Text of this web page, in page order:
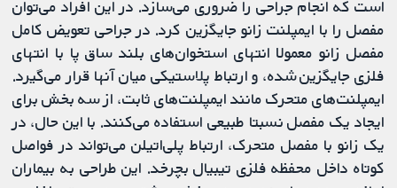
است که انجام جراحی را ضروری می‌سازد. در این افراد می‌توان
مفصل را با ایمپلنت زانو جایگزین کرد. در جراحی تعویض کامل
مفصل زانو معمولا انتهای استخوان‌های بلند ساق پا با انتهای
فلزی جایگزین شده، و ارتباط پلاستیکی میان آنها قرار می‌گیرد.
ایمپلنت‌های متحرک مانند ایمپلنت‌های ثابت، از سه بخش برای
ایجاد یک مفصل نسبتا طبیعی استفاده می‌کنند. با این حال، در
یک زانو با مفصل متحرک، ارتباط پلی‌اتیلن می‌تواند در فواصل
کوتاه داخل محفظه فلزی تیبیال بچرخد. این طراحی به بیماران